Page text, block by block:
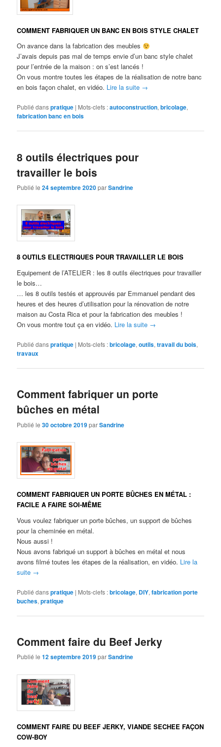
COMMENT FABRIQUER UN BANC EN BOIS STYLE CHALET
On avance dans la fabrication des meubles
J’avais depuis pas mal de temps envie d’un banc style chalet
pour l’entrée de la maison : on s’est lancés !
On vous montre toutes les étapes de la réalisation de notre banc
en bois façon chalet, en vidéo. Lire la suite →
Publié danspratique | Mots-clefs :autoconstruction,bricolage,
fabrication banc en bois
8 outils électriques pour
travailler le bois
Publié le24 septembre 2020parSandrine
8 OUTILS ELECTRIQUES POUR TRAVAILLER LE BOIS
Equipement de l’ATELIER : les 8 outils électriques pour travailler
le bois…
… les 8 outils testés et approuvés par Emmanuel pendant des
heures et des heures d’utilisation pour la rénovation de notre
maison au Costa Rica et pour la fabrication des meubles !
On vous montre tout ça en vidéo. Lire la suite →
Publié danspratique | Mots-clefs :bricolage,outils,travail du bois,
travaux
Comment fabriquer un porte
bûches en métal
Publié le30 octobre 2019parSandrine
COMMENT FABRIQUER UN PORTE BÛCHES EN MÉTAL :
FACILE A FAIRE SOI-MÊME
Vous voulez fabriquer un porte bûches, un support de bûches
pour la cheminée en métal.
Nous aussi !
Nous avons fabriqué un support à bûches en métal et nous
avons filmé toutes les étapes de la réalisation, en vidéo. Lire la
suite →
Publié danspratique | Mots-clefs :bricolage, DIY,fabrication porte
buches,pratique
Comment faire du Beef Jerky
Publié le12 septembre 2019parSandrine
COMMENT FAIRE DU BEEF JERKY, VIANDE SECHEE FAÇON
COW-BOY